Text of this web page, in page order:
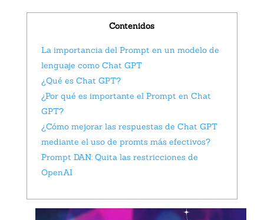
Contenidos
La importancia del Prompt en un modelo de
lenguaje como Chat GPT
¿Qué es Chat GPT?
¿Por qué es importante el Prompt en Chat
GPT?
¿Cómo mejorar las respuestas de Chat GPT
mediante el uso de promts más efectivos?
Prompt DAN: Quita las restricciones de
OpenAI